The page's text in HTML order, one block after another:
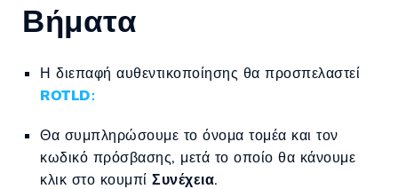
Βήματα
Η διεπαφή αυθεντικοποίησης θα προσπελαστεί
ROTLD:
Θα συμπληρώσουμε το όνομα τομέα και τον
κωδικό πρόσβασης, μετά το οποίο θα κάνουμε
κλικ στο κουμπί Συνέχεια.